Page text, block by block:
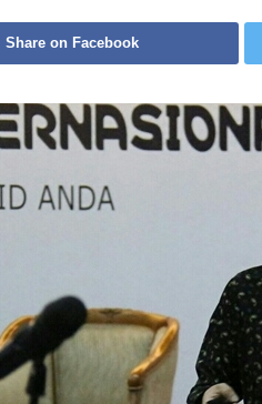
Share on Facebook